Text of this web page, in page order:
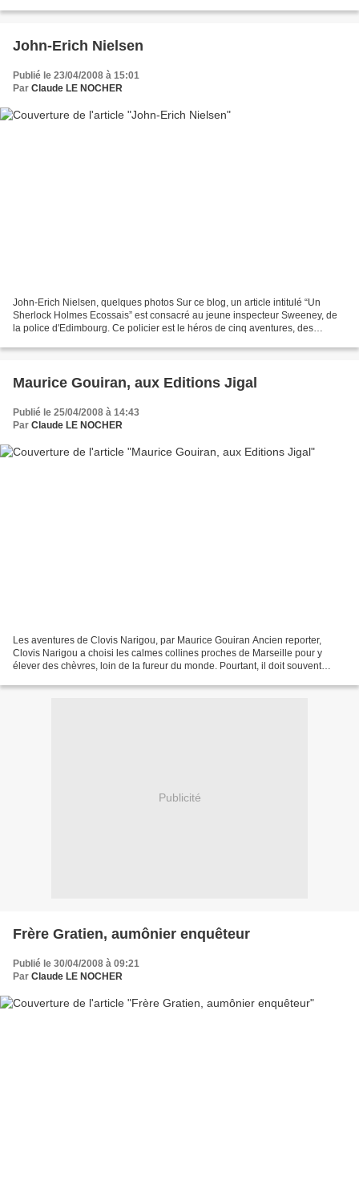
John-Erich Nielsen
Publié le 23/04/2008 à 15:01
Par Claude LE NOCHER
John-Erich Nielsen, quelques photos Sur ce blog, un article intitulé “Un
Sherlock Holmes Ecossais” est consacré au jeune inspecteur Sweeney, de
la police d'Edimbourg. Ce policier est le héros de cinq aventures, des
Maurice Gouiran, aux Editions Jigal
Publié le 25/04/2008 à 14:43
Par Claude LE NOCHER
Les aventures de Clovis Narigou, par Maurice Gouiran Ancien reporter,
Clovis Narigou a choisi les calmes collines proches de Marseille pour y
élever des chèvres, loin de la fureur du monde. Pourtant, il doit souvent
Publicité
Frère Gratien, aumônier enquêteur
Publié le 30/04/2008 à 09:21
Par Claude LE NOCHER